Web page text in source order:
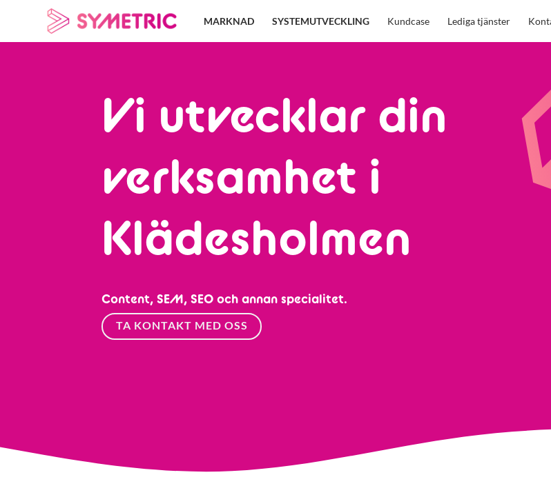
content
MARKNAD SYSTEMUTVECKLING Kundcase Lediga tjänster
Vi utvecklar din
verksamhet i
Klädesholmen
Content, SEM, SEO och annan specialitet.
TA KONTAKT MED OSS